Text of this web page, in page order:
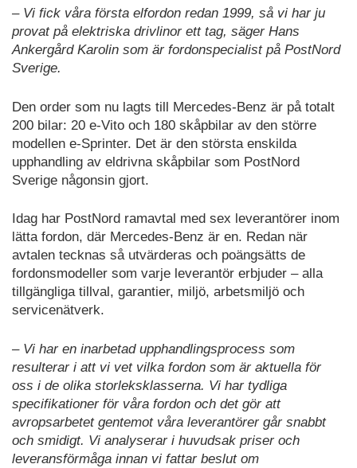
– Vi fick våra första elfordon redan 1999, så vi har ju
provat på elektriska drivlinor ett tag, säger Hans
Ankergård Karolin som är fordonspecialist på PostNord
Sverige.
Den order som nu lagts till Mercedes-Benz är på totalt
200 bilar: 20 e-Vito och 180 skåpbilar av den större
modellen e-Sprinter. Det är den största enskilda
upphandling av eldrivna skåpbilar som PostNord
Sverige någonsin gjort.
Idag har PostNord ramavtal med sex leverantörer inom
lätta fordon, där Mercedes-Benz är en. Redan när
avtalen tecknas så utvärderas och poängsätts de
fordonsmodeller som varje leverantör erbjuder – alla
tillgängliga tillval, garantier, miljö, arbetsmiljö och
servicenätverk.
– Vi har en inarbetad upphandlingsprocess som
resulterar i att vi vet vilka fordon som är aktuella för
oss i de olika storleksklasserna. Vi har tydliga
specifikationer för våra fordon och det gör att
avropsarbetet gentemot våra leverantörer går snabbt
och smidigt. Vi analyserar i huvudsak priser och
leveransförmåga innan vi fattar beslut om